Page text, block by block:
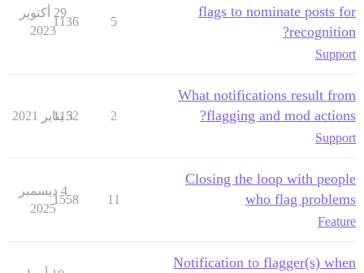
flags to nominate posts for
recognition?
Support
5
1136
29 أكتوبر
2023
What notifications result from
flagging and mod actions?
Support
2
1152
3 يناير 2021
Closing the loop with people
who flag problems
Feature
11
1558
4 ديسمبر
2025
Notification to flagger(s) when